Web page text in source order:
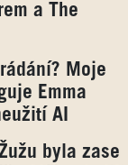
a The
Moje
Emma
AI
byla zase